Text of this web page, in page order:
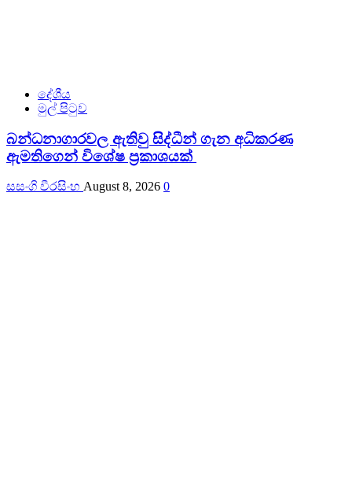
දේශීය
මුල් පිටුව
බන්ධනාගාරවල ඇතිවු සිද්ධීන් ගැන අධිකරණ
ඇමතිගෙන් විශේෂ ප්‍රකාශයක්
සසංගි වීරසිංහ August 8, 2026 0